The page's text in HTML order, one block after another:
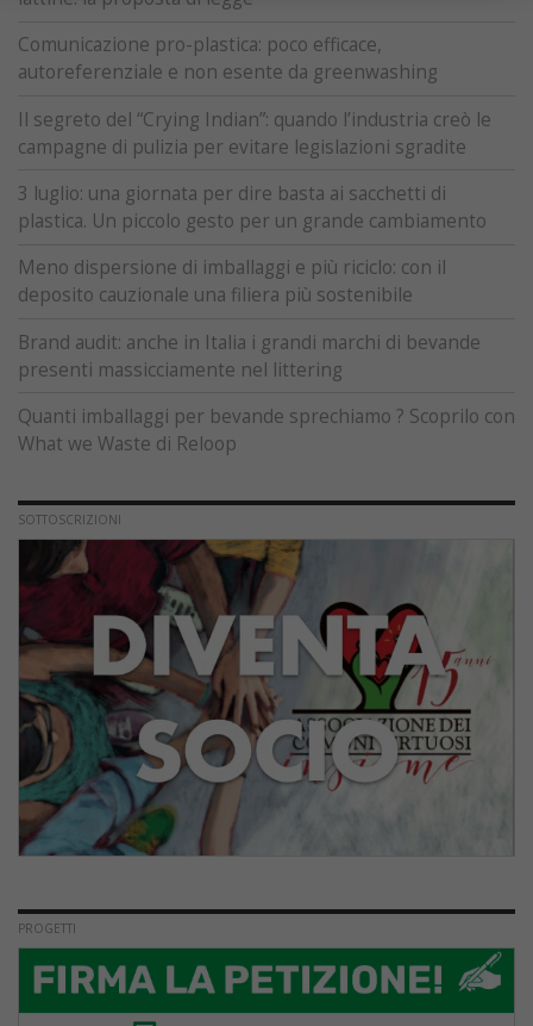
Comunicazione pro-plastica: poco efficace,
autoreferenziale e non esente da greenwashing
Il segreto del “Crying Indian”: quando l’industria creò le
campagne di pulizia per evitare legislazioni sgradite
3 luglio: una giornata per dire basta ai sacchetti di
plastica. Un piccolo gesto per un grande cambiamento
Meno dispersione di imballaggi e più riciclo: con il
deposito cauzionale una filiera più sostenibile
Brand audit: anche in Italia i grandi marchi di bevande
presenti massicciamente nel littering
Quanti imballaggi per bevande sprechiamo ? Scoprilo con
What we Waste di Reloop
SOTTOSCRIZIONI
PROGETTI